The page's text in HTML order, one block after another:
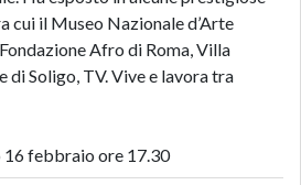
cui il Museo Nazionale d’Arte
Afro di Roma, Villa
di Soligo, TV. Vive e lavora tra
16 febbraio ore 17.30